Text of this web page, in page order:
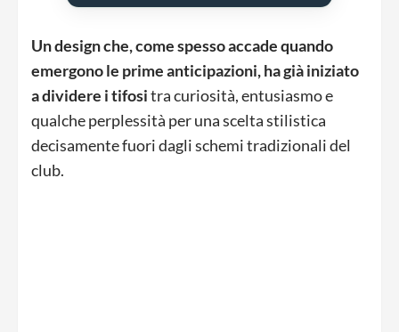
Un design che, come spesso accade quando
emergono le prime anticipazioni, ha già iniziato
a dividere i tifositra curiosità, entusiasmo e
qualche perplessità per una scelta stilistica
decisamente fuori dagli schemi tradizionali del
club.